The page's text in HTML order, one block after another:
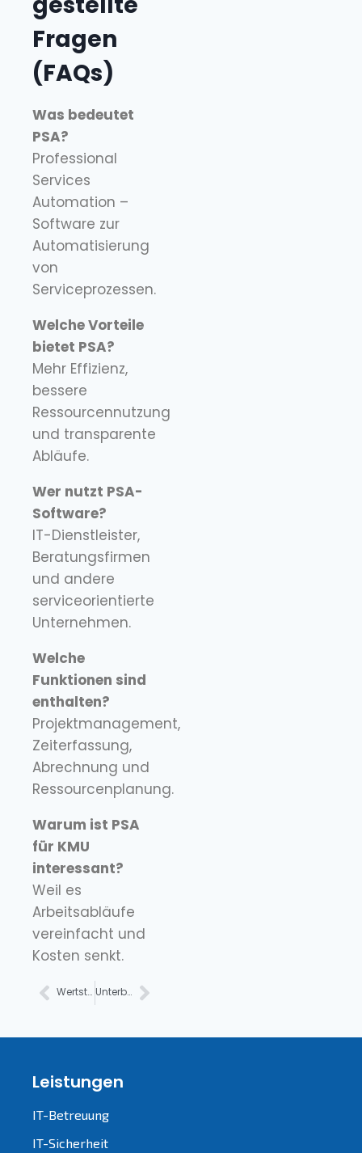
Fragen
(FAQs)
Was bedeutet
PSA?
Professional
Services
Automation –
Software zur
Automatisierung
von
Serviceprozessen.
Welche Vorteile
bietet PSA?
Mehr Effizienz,
bessere
Ressourcennutzung
und transparente
Abläufe.
Wer nutzt PSA-
Software?
IT-Dienstleister,
Beratungsfirmen
und andere
serviceorientierte
Unternehmen.
Welche
Funktionen sind
enthalten?
Projektmanagement,
Zeiterfassung,
Abrechnung und
Ressourcenplanung.
Warum ist PSA
für KMU
interessant?
Weil es
Arbeitsabläufe
vereinfacht und
Kosten senkt.
Wertsteigerung für ein Unternehmen mit Daten Unterbrechungsschutz und Versicherung
Leistungen
IT-Betreuung
IT-Sicherheit